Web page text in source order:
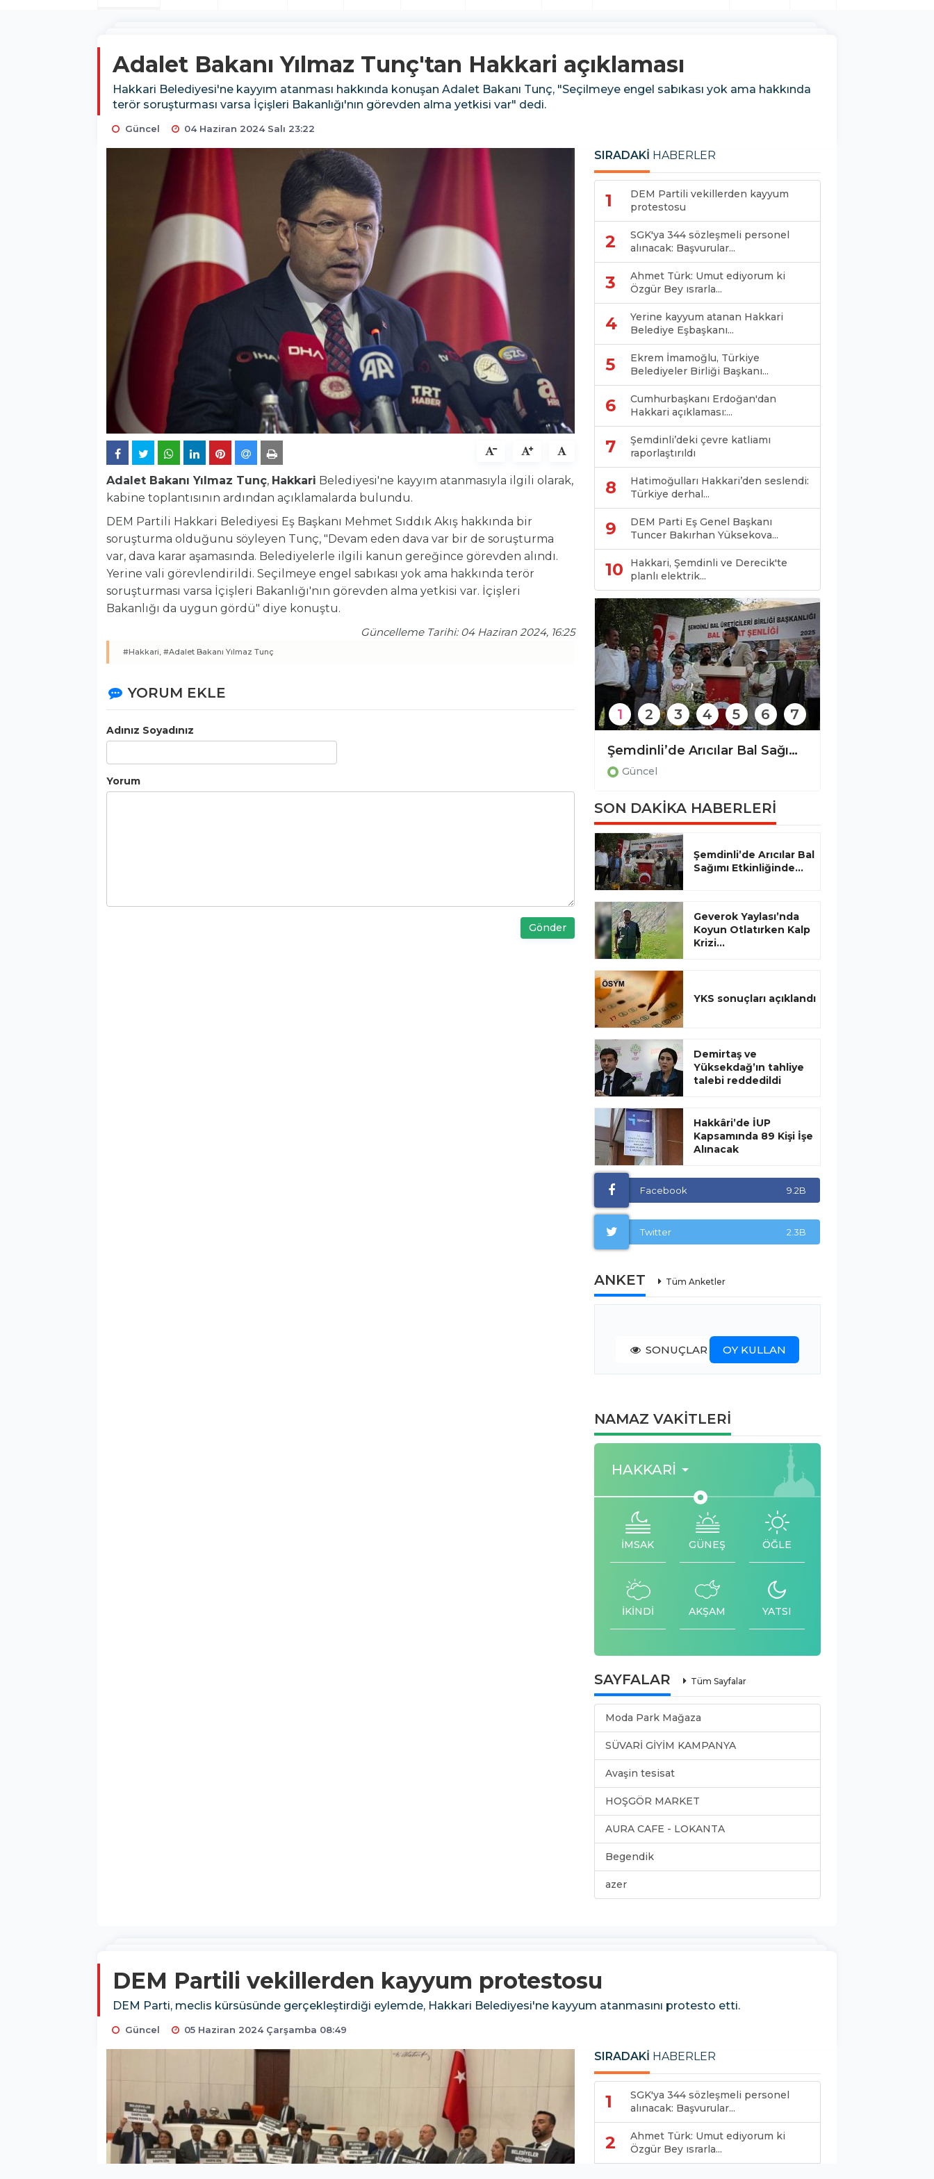
Adalet Bakanı Yılmaz Tunç'tan Hakkari açıklaması
Hakkari Belediyesi'ne kayyım atanması hakkında konuşan Adalet Bakanı Tunç, "Seçilmeye engel sabıkası yok ama hakkında
terör soruşturması varsa İçişleri Bakanlığı'nın görevden alma yetkisi var" dedi.
Güncel 04 Haziran 2024 Salı 23:22
Adalet Bakanı Yılmaz Tunç, Hakkari Belediyesi'ne kayyım atanmasıyla ilgili olarak,
kabine toplantısının ardından açıklamalarda bulundu.
DEM Partili Hakkari Belediyesi Eş Başkanı Mehmet Sıddık Akış hakkında bir
soruşturma olduğunu söyleyen Tunç, "Devam eden dava var bir de soruşturma
var, dava karar aşamasında. Belediyelerle ilgili kanun gereğince görevden alındı.
Yerine vali görevlendirildi. Seçilmeye engel sabıkası yok ama hakkında terör
soruşturması varsa İçişleri Bakanlığı'nın görevden alma yetkisi var. İçişleri
Bakanlığı da uygun gördü" diye konuştu.
Güncelleme Tarihi: 04 Haziran 2024, 16:25
#Hakkari, #Adalet Bakanı Yılmaz Tunç
YORUM EKLE
Adınız Soyadınız
Yorum
Gönder
SIRADAKİ HABERLER
1
DEM Partili vekillerden kayyum
protestosu
2
SGK'ya 344 sözleşmeli personel
alınacak: Başvurular...
3
Ahmet Türk: Umut ediyorum ki
Özgür Bey ısrarla...
4
Yerine kayyum atanan Hakkari
Belediye Eşbaşkanı...
5
Ekrem İmamoğlu, Türkiye
Belediyeler Birliği Başkanı...
6
Cumhurbaşkanı Erdoğan'dan
Hakkari açıklaması:...
7
Şemdinli’deki çevre katliamı
raporlaştırıldı
8
Hatimoğulları Hakkari’den seslendi:
Türkiye derhal...
9
DEM Parti Eş Genel Başkanı
Tuncer Bakırhan Yüksekova...
10
Hakkari, Şemdinli ve Derecik'te
planlı elektrik...
Şemdinli’de Arıcılar Bal Sağımı Etkinliğinde Bir Araya Geldi
Güncel
1 2 3 4 5 6 7
SON DAKİKA HABERLERİ
Şemdinli’de Arıcılar Bal
Sağımı Etkinliğinde...
Geverok Yaylası’nda
Koyun Otlatırken Kalp
Krizi...
YKS sonuçları açıklandı
Demirtaş ve
Yüksekdağ’ın tahliye
talebi reddedildi
Hakkâri’de İUP
Kapsamında 89 Kişi İşe
Alınacak
Facebook 9.2B
Twitter 2.3B
ANKET Tüm Anketler
SONUÇLAR OY KULLAN
NAMAZ VAKİTLERİ
HAKKARI
İMSAK GÜNEŞ ÖĞLE
İKİNDİ AKŞAM YATSI
SAYFALAR Tüm Sayfalar
Moda Park Mağaza
SÜVARİ GİYİM KAMPANYA
Avaşin tesisat
HOŞGÖR MARKET
AURA CAFE - LOKANTA
Begendik
azer
DEM Partili vekillerden kayyum protestosu
DEM Parti, meclis kürsüsünde gerçekleştirdiği eylemde, Hakkari Belediyesi'ne kayyum atanmasını protesto etti.
Güncel 05 Haziran 2024 Çarşamba 08:49
SIRADAKİ HABERLER
1
SGK'ya 344 sözleşmeli personel
alınacak: Başvurular...
2
Ahmet Türk: Umut ediyorum ki
Özgür Bey ısrarla...